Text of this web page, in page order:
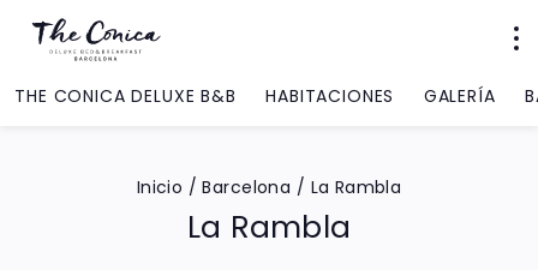
THE CONICA DELUXE B&B HABITACIONES GALERÍA
Inicio /Barcelona / La Rambla
La Rambla